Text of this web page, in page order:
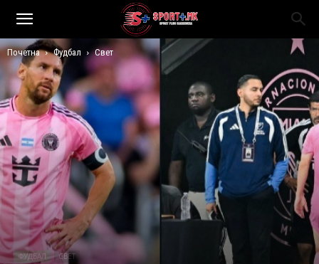
Почетна Фудбал Свет
ФУДБАЛ СВЕТ